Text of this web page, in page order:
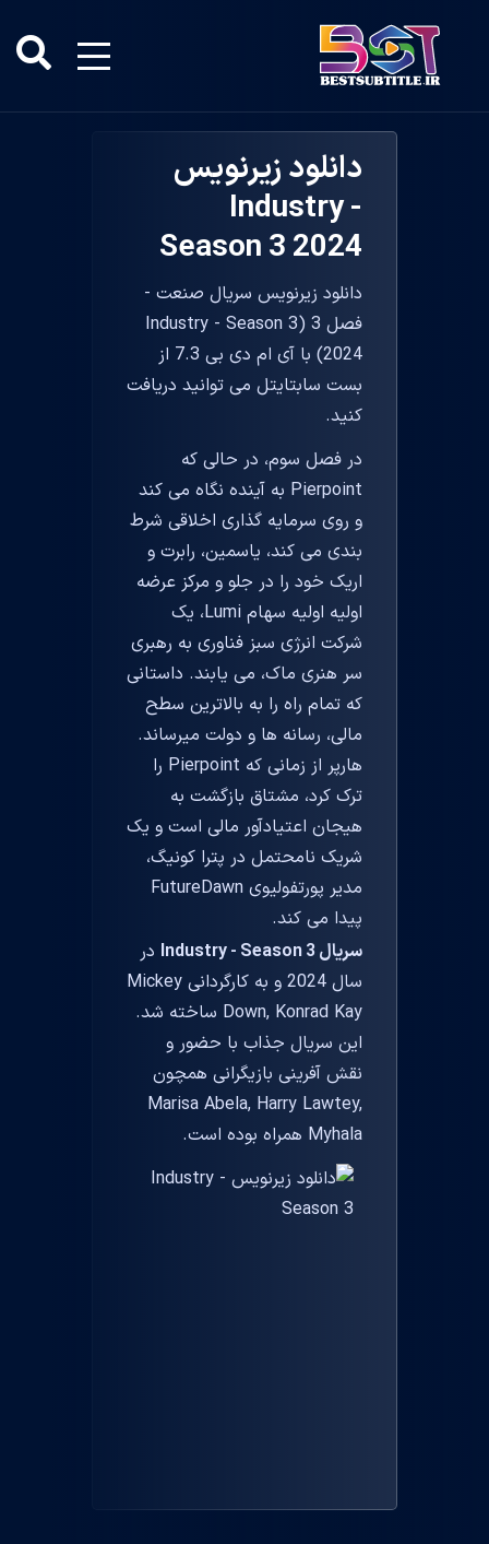
دانلود زیرنویس
Industry -
Season 3 2024
دانلود زیرنویس سریال صنعت -
فصل 3 (Industry - Season 3
2024) با آی ام دی بی 7.3 از
بست سابتایتل می توانید دریافت
کنید.
در فصل سوم، در حالی که
Pierpoint به آینده نگاه می کند
و روی سرمایه گذاری اخلاقی شرط
بندی می کند، یاسمین، رابرت و
اریک خود را در جلو و مرکز عرضه
اولیه اولیه سهام Lumi، یک
شرکت انرژی سبز فناوری به رهبری
سر هنری ماک، می یابند. داستانی
که تمام راه را به بالاترین سطح
مالی، رسانه ها و دولت میرساند.
هارپر از زمانی که Pierpoint را
ترک کرد، مشتاق بازگشت به
هیجان اعتیادآور مالی است و یک
شریک نامحتمل در پترا کونیگ،
مدیر پورتفولیوی FutureDawn
پیدا می کند.
سریال Industry - Season 3
در
سال 2024 و به کارگردانی Mickey
Down, Konrad Kay ساخته شد.
این سریال جذاب با حضور و
نقش آفرینی بازیگرانی همچون
Marisa Abela, Harry Lawtey,
Myhala همراه بوده است.